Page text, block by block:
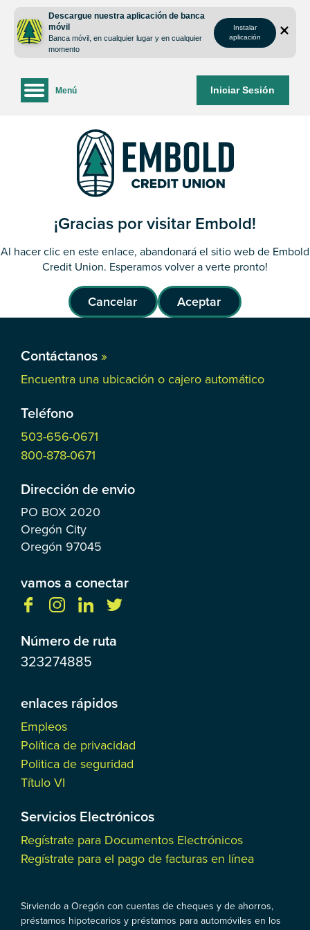
contenido
inicio
Descargue nuestra aplicación de banca
móvil
Banca móvil, en cualquier lugar y en cualquier
momento
Instalar
aplicación
Iniciar Sesión
Menú
¡Gracias por visitar Embold!
Al hacer clic en este enlace, abandonará el sitio web de Embold
Credit Union. Esperamos volver a verte pronto!
Cancelar Aceptar
Contáctanos »
Encuentra una ubicación o cajero automático
Teléfono
503-656-0671
800-878-0671
Dirección de envio
PO BOX 2020
Oregón City
Oregón 97045
vamos a conectar
Número de ruta
323274885
enlaces rápidos
Empleos
Política de privacidad
Politica de seguridad
Título VI
Servicios Electrónicos
Regístrate para Documentos Electrónicos
Regístrate para el pago de facturas en línea
Sirviendo a Oregón con cuentas de cheques y de ahorros,
préstamos hipotecarios y préstamos para automóviles en los